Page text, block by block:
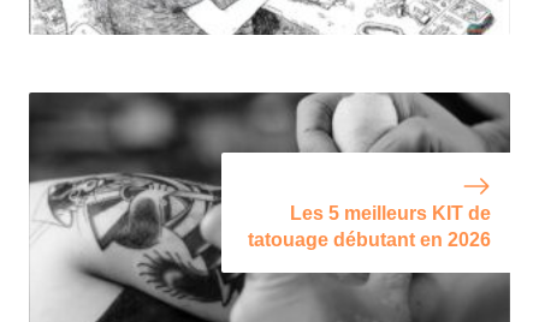
Les 5 meilleurs KIT de
tatouage débutant en 2026